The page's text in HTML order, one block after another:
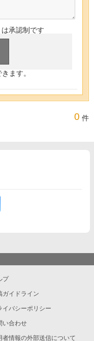
承認制です
ます。
0 件
プ
ガイドライン
イバシーポリシー
い合わせ
者情報の外部送信について